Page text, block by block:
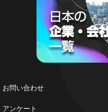
お問い合わせ
アンケート